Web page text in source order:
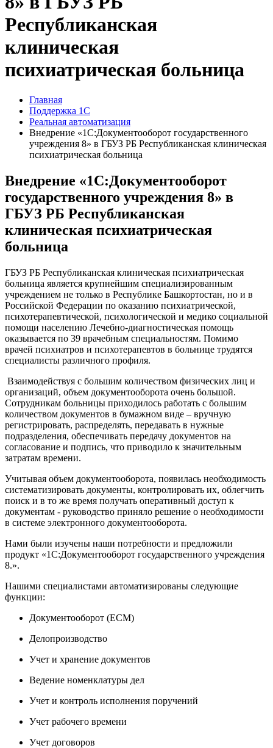
Республиканская
клиническая
психиатрическая больница
Главная
Поддержка 1С
Реальная автоматизация
Внедрение «1С:Документооборот государственного
учреждения 8» в ГБУЗ РБ Республиканская клиническая
психиатрическая больница
Внедрение «1С:Документооборот
государственного учреждения 8» в
ГБУЗ РБ Республиканская
клиническая психиатрическая
больница
ГБУЗ РБ Республиканская клиническая психиатрическая
больница является крупнейшим специализированным
учреждением не только в Республике Башкортостан, но и в
Российской Федерации по оказанию психиатрической,
психотерапевтической, психологической и медико социальной
помощи населению Лечебно-диагностическая помощь
оказывается по 39 врачебным специальностям. Помимо
врачей психиатров и психотерапевтов в больнице трудятся
специалисты различного профиля.
Взаимодействуя с большим количеством физических лиц и
организаций, объем документооборота очень большой.
Сотрудникам больницы приходилось работать с большим
количеством документов в бумажном виде – вручную
регистрировать, распределять, передавать в нужные
подразделения, обеспечивать передачу документов на
согласование и подпись, что приводило к значительным
затратам времени.
Учитывая объем документооборота, появилась необходимость
систематизировать документы, контролировать их, облегчить
поиск и в то же время получать оперативный доступ к
документам - руководство приняло решение о необходимости
в системе электронного документооборота.
Нами были изучены наши потребности и предложили
продукт «1С:Документооборот государственного учреждения
8.».
Нашими специалистами автоматизированы следующие
функции:
Документооборот (ECM)
Делопроизводство
Учет и хранение документов
Ведение номенклатуры дел
Учет и контроль исполнения поручений
Учет рабочего времени
Учет договоров